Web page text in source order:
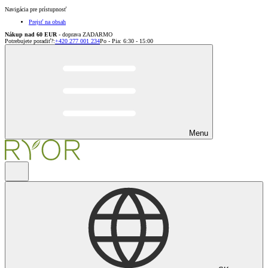
Navigácia pre prístupnosť
Prejsť na obsah
Nákup nad 60 EUR - doprava ZADARMO
Potrebujete poradiť?:+420 277 001 234Po - Pia: 6:30 - 15:00
Menu